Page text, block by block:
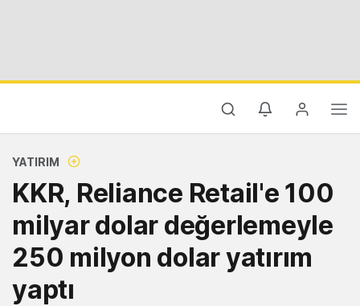
YATIRIM
KKR, Reliance Retail'e 100
milyar dolar değerlemeyle
250 milyon dolar yatırım
yaptı